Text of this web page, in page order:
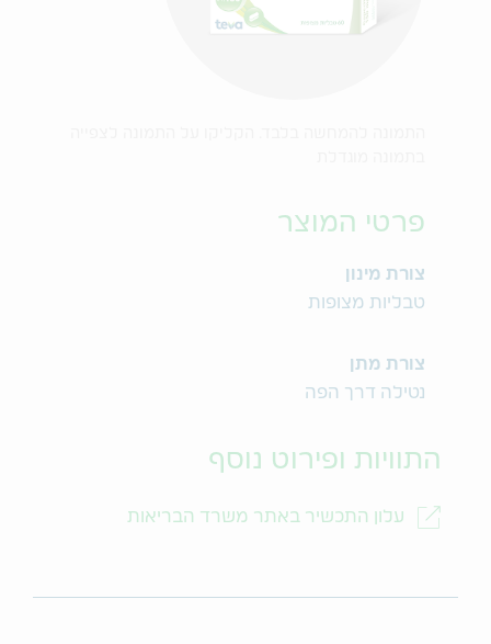
פרטי המוצר
צורת מינון
טבליות מצופות
צורת מתן
נטילה דרך הפה
התוויות ופירוט נוסף
עלון התכשיר באתר משרד הבריאות